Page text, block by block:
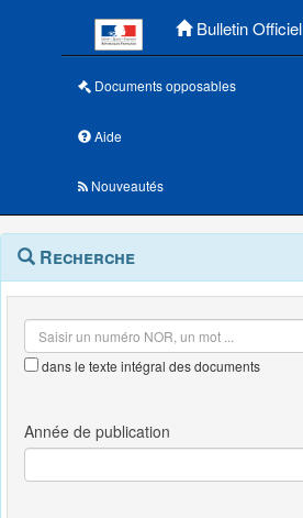
Bulletin Officiel
Documents opposables
Aide
Nouveautés
Navigation
outils
Menu
contextuel
Recherche
dans le texte intégral des documents